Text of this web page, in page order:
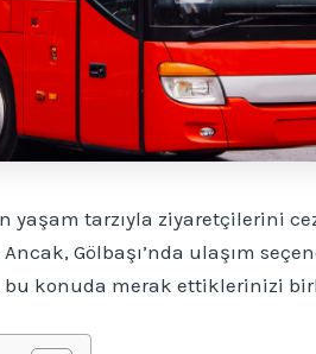
yaşam tarzıyla ziyaretçilerini
Gölbaşı’nda ulaşım
konuda merak ettiklerinizi